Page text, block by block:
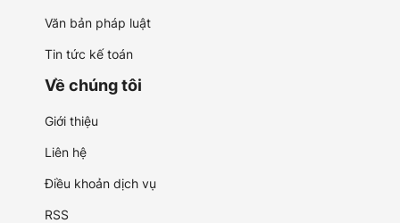
Văn bản pháp luật
Tin tức kế toán
Về chúng tôi
Giới thiệu
Liên hệ
Điều khoản dịch vụ
RSS